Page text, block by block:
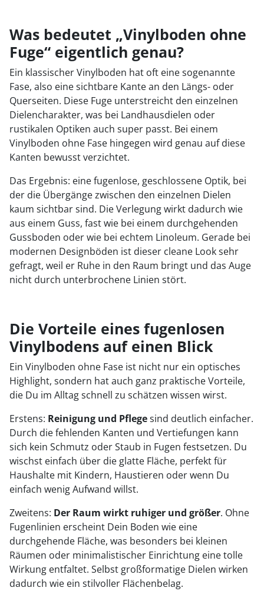
Was bedeutet „Vinylboden ohne
Fuge“ eigentlich genau?
Ein klassischer Vinylboden hat oft eine sogenannte
Fase, also eine sichtbare Kante an den Längs- oder
Querseiten. Diese Fuge unterstreicht den einzelnen
Dielencharakter, was bei Landhausdielen oder
rustikalen Optiken auch super passt. Bei einem
Vinylboden ohne Fase hingegen wird genau auf diese
Kanten bewusst verzichtet.
Das Ergebnis: eine fugenlose, geschlossene Optik, bei
der die Übergänge zwischen den einzelnen Dielen
kaum sichtbar sind. Die Verlegung wirkt dadurch wie
aus einem Guss, fast wie bei einem durchgehenden
Gussboden oder wie bei echtem Linoleum. Gerade bei
modernen Designböden ist dieser cleane Look sehr
gefragt, weil er Ruhe in den Raum bringt und das Auge
nicht durch unterbrochene Linien stört.
Die Vorteile eines fugenlosen
Vinylbodens auf einen Blick
Ein Vinylboden ohne Fase ist nicht nur ein optisches
Highlight, sondern hat auch ganz praktische Vorteile,
die Du im Alltag schnell zu schätzen wissen wirst.
Erstens: Reinigung und Pflegesind deutlich einfacher.
Durch die fehlenden Kanten und Vertiefungen kann
sich kein Schmutz oder Staub in Fugen festsetzen. Du
wischst einfach über die glatte Fläche, perfekt für
Haushalte mit Kindern, Haustieren oder wenn Du
einfach wenig Aufwand willst.
Zweitens: Der Raum wirkt ruhiger und größer. Ohne
Fugenlinien erscheint Dein Boden wie eine
durchgehende Fläche, was besonders bei kleinen
Räumen oder minimalistischer Einrichtung eine tolle
Wirkung entfaltet. Selbst großformatige Dielen wirken
dadurch wie ein stilvoller Flächenbelag.